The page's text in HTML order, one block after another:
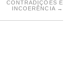
CONTRADIÇÕES E
INCOERÊNCIA →